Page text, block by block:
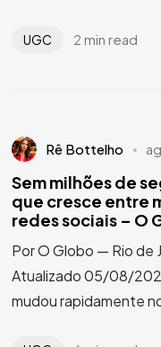
UGC 2 min read
Rê Bottelho
Sem milhões de
que cresce entre
redes sociais – O
Por O Globo — Rio
Atualizado 05/08/
mudou rapidamente